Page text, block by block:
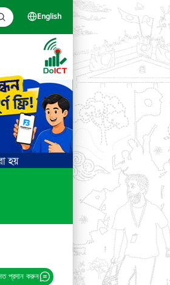
English
প্রদান করুন